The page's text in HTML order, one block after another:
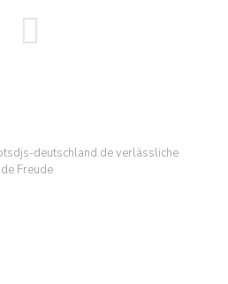
deutschland.de verlässliche
Freude